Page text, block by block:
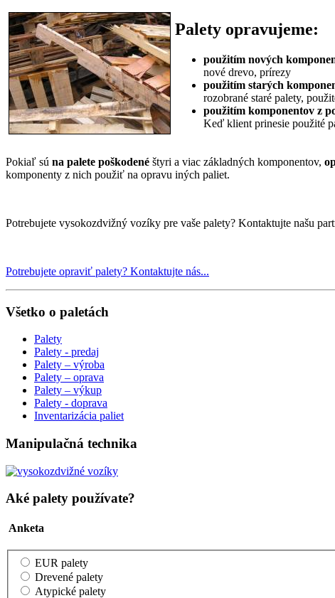
Palety opravujeme:
použitím nových
nové drevo, prírezy
použitím starých
rozobrané staré palety,
použitím komponentov z
Keď klient prinesie použité
Pokiaľ sú na palete poškodené štyri a viac základných komponentov,
komponenty z nich použiť na opravu iných paliet.
Potrebujete vysokozdvižný vozíky pre vaše palety? Kontaktujte našu
Potrebujete opraviť palety? Kontaktujte nás...
Všetko o paletách
Palety
Palety - predaj
Palety – výroba
Palety – oprava
Palety – výkup
Palety - doprava
Inventarizácia paliet
Manipulačná technika
Aké palety používate?
Anketa
EUR palety
Drevené palety
Atypické palety